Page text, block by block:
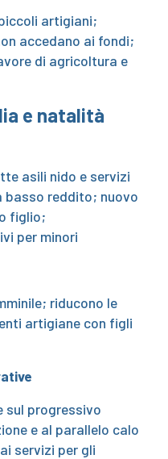
artigiani;
accedano ai fondi;
di agricoltura e
e natalità
asili nido e servizi
reddito; nuovo
figlio;
per minori
riducono le
artigiane con figli
sul progressivo
e al parallelo calo
servizi per gli